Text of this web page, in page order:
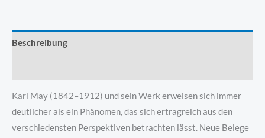
Beschreibung
Karl May (1842–1912) und sein Werk erweisen sich immer
deutlicher als ein Phänomen, das sich ertragreich aus den
verschiedensten Perspektiven betrachten lässt. Neue Belege